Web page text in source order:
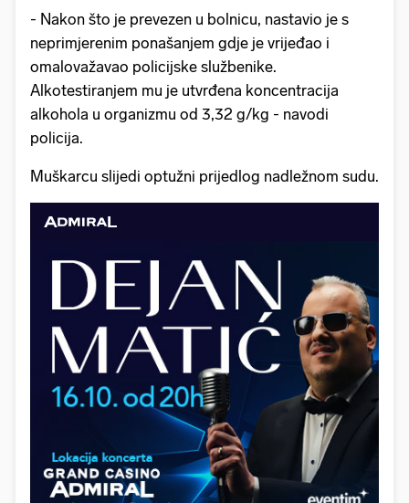
- Nakon što je prevezen u bolnicu, nastavio je s
neprimjerenim ponašanjem gdje je vrijeđao i
omalovažavao policijske službenike.
Alkotestiranjem mu je utvrđena koncentracija
alkohola u organizmu od 3,32 g/kg - navodi
policija.
Muškarcu slijedi optužni prijedlog nadležnom sudu.